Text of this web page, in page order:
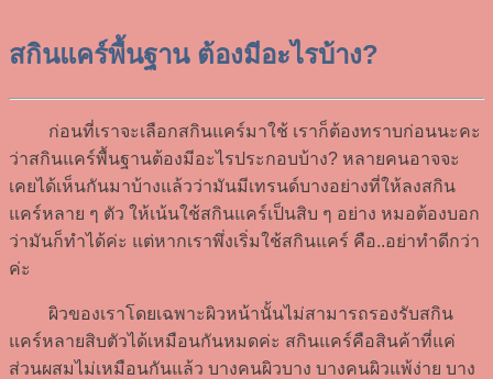
สกินแคร์พื้นฐาน ต้องมีอะไรบ้าง?
ก่อนที่เราจะเลือกสกินแคร์มาใช้ เราก็ต้องทราบก่อนนะคะ
ว่าสกินแคร์พื้นฐานต้องมีอะไรประกอบบ้าง? หลายคนอาจจะ
เคยได้เห็นกันมาบ้างแล้วว่ามันมีเทรนด์บางอย่างที่ให้ลงสกิน
แคร์หลาย ๆ ตัว ให้เน้นใช้สกินแคร์เป็นสิบ ๆ อย่าง หมอต้องบอก
ว่ามันก็ทำได้ค่ะ แต่หากเราพึ่งเริ่มใช้สกินแคร์ คือ..อย่าทำดีกว่า
ค่ะ
ผิวของเราโดยเฉพาะผิวหน้านั้นไม่สามารถรองรับสกิน
แคร์หลายสิบตัวได้เหมือนกันหมดค่ะ สกินแคร์คือสินค้าที่แค่
ส่วนผสมไม่เหมือนกันแล้ว บางคนผิวบาง บางคนผิวแพ้ง่าย บาง